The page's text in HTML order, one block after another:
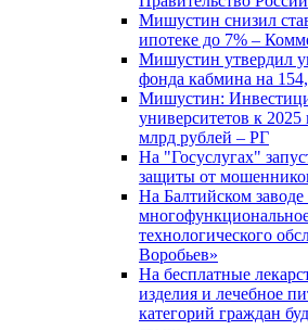
Мишустин снизил
ипотеке до 7% –
Мишустин утвердил
фонда кабмина на
Мишустин:
университетов к 2025
млрд рублей – РГ
На "Госуслугах"
защиты от
На Балтийском
технологического
Воробьев»
На бесплатные
изделия и лечебное
категорий граждан